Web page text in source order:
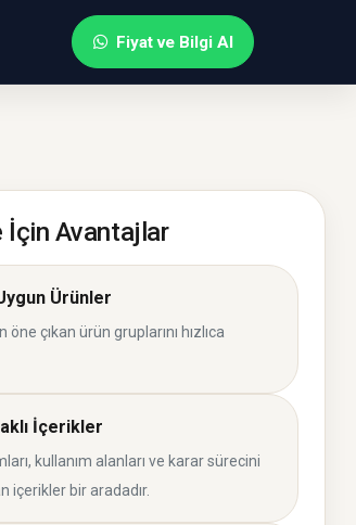
Fiyat ve Bilgi Al
İçin Avantajlar
Ürünler
çıkan ürün gruplarını hızlıca
İçerikler
kullanım alanları ve karar sürecini
içerikler bir aradadır.